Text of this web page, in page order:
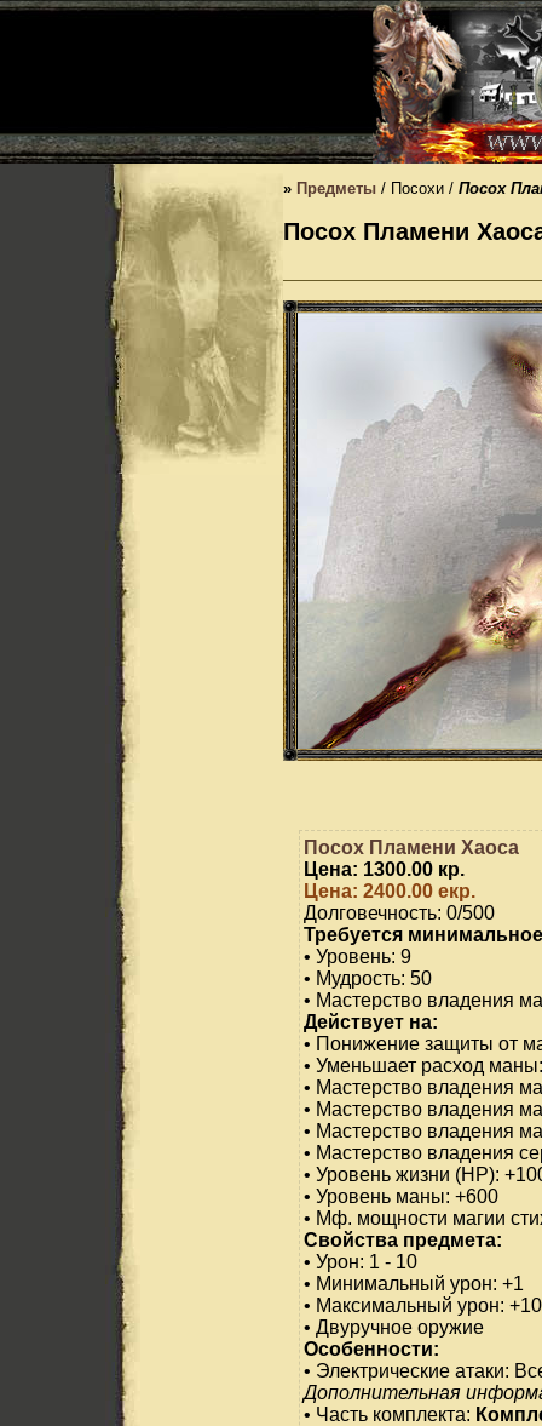
» Предметы / Посохи / Посох
Посох Пламени
Посох Пламени Хаоса
Цена: 1300.00 кр.
Цена: 2400.00 екр.
Долговечность: 0/500
Требуется
• Уровень: 9
• Мудрость: 50
• Мастерство владения
Действует на:
• Понижение защиты от
• Уменьшает расход
• Мастерство владения
• Мастерство владения
• Мастерство владения
• Мастерство владения
• Уровень жизни (HP):
• Уровень маны: +600
• Мф. мощности магии
Свойства предмета:
• Урон: 1 - 10
• Минимальный урон: +1
• Максимальный урон: +10
• Двуручное оружие
Особенности:
• Электрические атаки:
Дополнительная
• Часть комплекта: